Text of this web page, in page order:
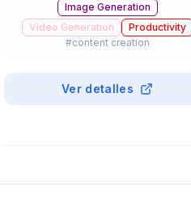
Image Generation
Video Generation
Productivity
#content creation
Ver detalles